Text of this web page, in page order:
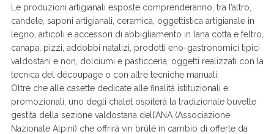
Le produzioni artigianali esposte comprenderanno, tra l’altro,
candele, saponi artigianali, ceramica, oggettistica artigianale in
legno, articoli e accessori di abbigliamento in lana cotta e feltro,
canapa, pizzi, addobbi natalizi, prodotti eno-gastronomici tipici
valdostani e non, dolciumi e pasticceria, oggetti realizzati con la
tecnica del découpage o con altre tecniche manuali.
Oltre che alle casette dedicate alle finalità istituzionali e
promozionali, uno degli chalet ospiterà la tradizionale buvette
gestita della sezione valdostana dell’ANA (Associazione
Nazionale Alpini) che offrirà vin brûlé in cambio di offerte da